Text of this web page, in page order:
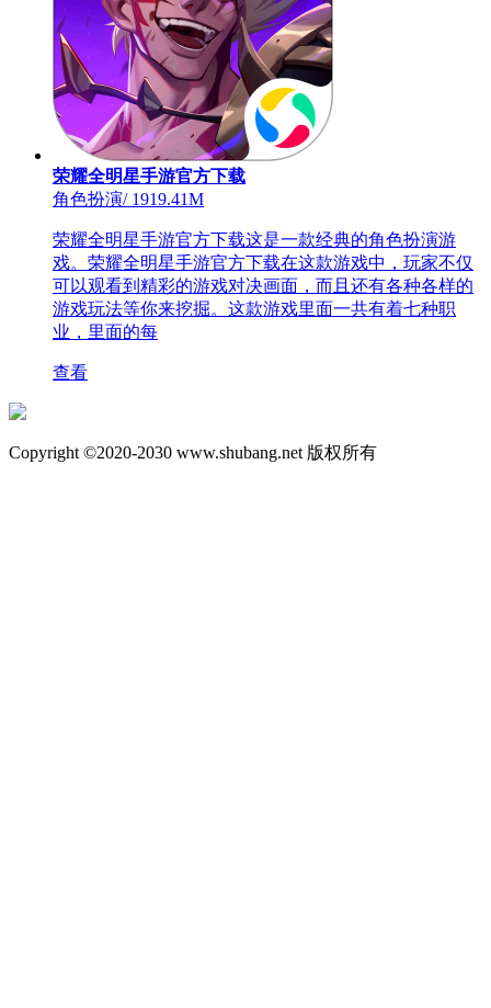
荣耀全明星手游官方下载
角色扮演/1919.41M
荣耀全明星手游官方下载这是一款经典的角色扮演游
戏。荣耀全明星手游官方下载在这款游戏中，玩家不仅
可以观看到精彩的游戏对决画面，而且还有各种各样的
游戏玩法等你来挖掘。这款游戏里面一共有着七种职
业，里面的每
查看
Copyright ©2020-2030 www.shubang.net 版权所有